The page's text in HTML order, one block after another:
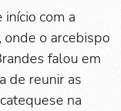
com a
onde o arcebispo
falou em
de reunir as
na